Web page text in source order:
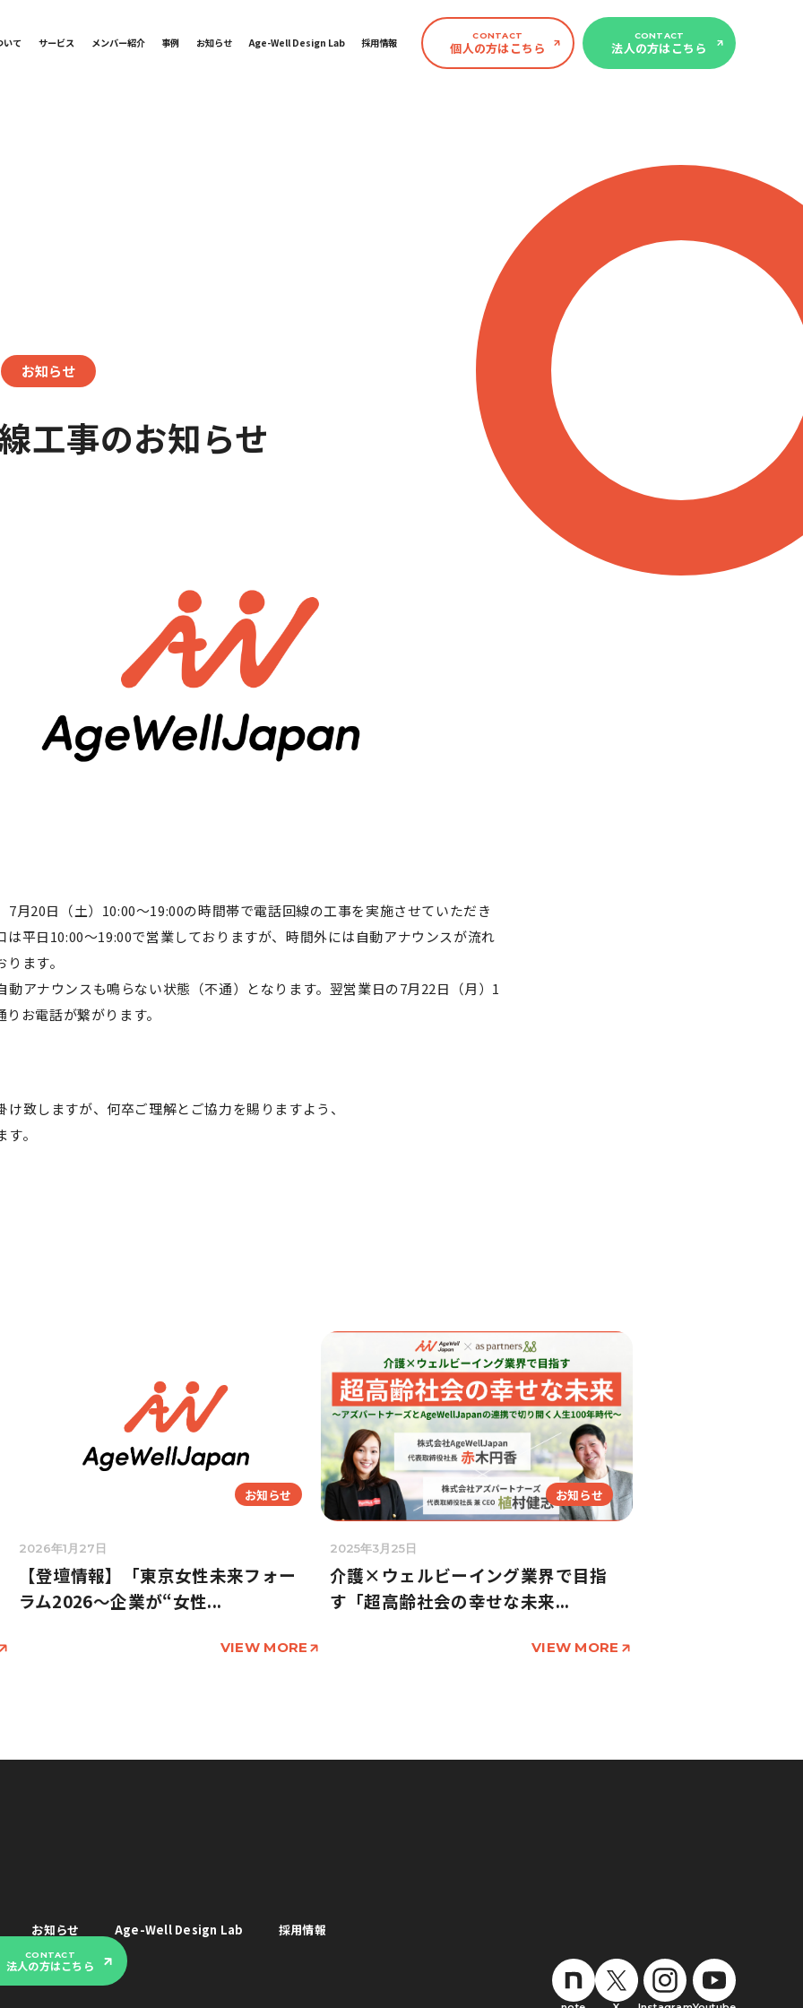
いて サービス メンバー紹介 事例 お知らせ Age-Well Design Lab 採用情報
CONTACT
個人の方はこちら
CONTACT
法人の方はこちら
お知らせ
工事のお知らせ
7月20日（土）10:00～19:00の時間帯で電話回線の工事を実施させていただき
は平日10:00～19:00で営業しておりますが、時間外には自動アナウンスが流れ
ます。
動アナウンスも鳴らない状態（不通）となります。翌営業日の7月22日（月）1
お電話が繋がります。
け致しますが、何卒ご理解とご協⼒を賜りますよう、
。
お知らせ
2026年1月27日
【登壇情報】「東京女性未来フォー
ラム2026～企業が“女性...
VIEW MORE
お知らせ
2025年3月25日
介護×ウェルビーイング業界で目指
す「超高齢社会の幸せな未来...
VIEW MORE
お知らせ Age-Well Design Lab 採用情報
CONTACT
法人の方はこちら